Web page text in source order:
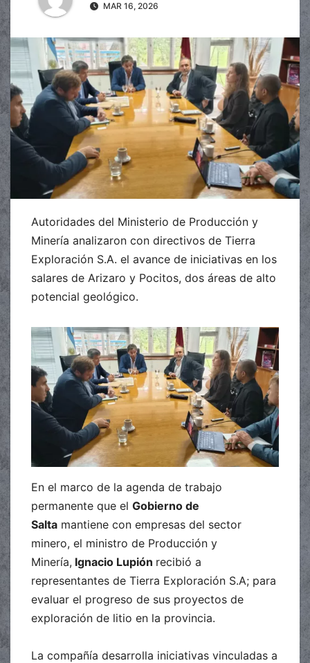
MAR 16, 2026
Autoridades del Ministerio de Producción y
Minería analizaron con directivos de Tierra
Exploración S.A. el avance de iniciativas en los
salares de Arizaro y Pocitos, dos áreas de alto
potencial geológico.
En el marco de la agenda de trabajo
permanente que el Gobierno de
Salta mantiene con empresas del sector
minero, el ministro de Producción y
Minería, Ignacio Lupión recibió a
representantes de Tierra Exploración S.A; para
evaluar el progreso de sus proyectos de
exploración de litio en la provincia.
La compañía desarrolla iniciativas vinculadas a